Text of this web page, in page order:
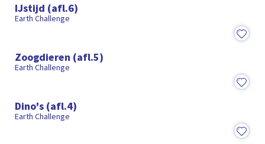
IJstijd (afl.6)
Earth Challenge
Zoogdieren (afl.5)
Earth Challenge
Dino's (afl.4)
Earth Challenge